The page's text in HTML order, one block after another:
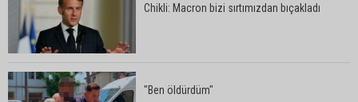
Chikli: Macron bizi sırtımızdan bıçakladı
"Ben öldürdüm"